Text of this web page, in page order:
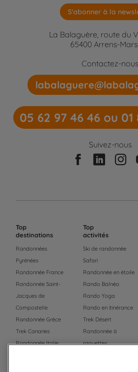
S'abonner à la
La Balaguère, route du
65400 Arrens-
Contactez-nous
05 62 97 46 46 ou 01
Suivez-nous
Top
destinations
Randonnées
Pyrénées
Randonnée France
Randonnée Saint-
Jacques de
Compostelle
Randonnée Grèce
Trek Canaries
Randonnée Italie
Top
activités
Ski de randonnée
Safari
Randonnée en étoile
Rando Balnéo
Rando Yoga
Rando en itinérance
Trek Désert
Randonnée à
raquettes